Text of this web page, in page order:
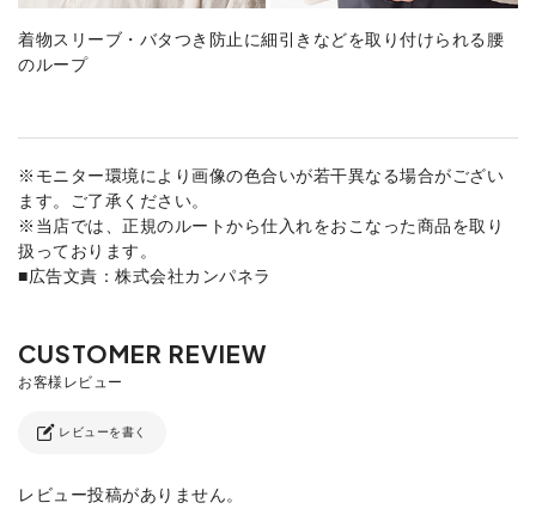
着物スリーブ・バタつき防止に細引きなどを取り付けられる腰
のループ
※モニター環境により画像の色合いが若干異なる場合がござい
ます。ご了承ください。
※当店では、正規のルートから仕入れをおこなった商品を取り
扱っております。
■広告文責：株式会社カンパネラ
レビューを書く
レビュー投稿がありません。